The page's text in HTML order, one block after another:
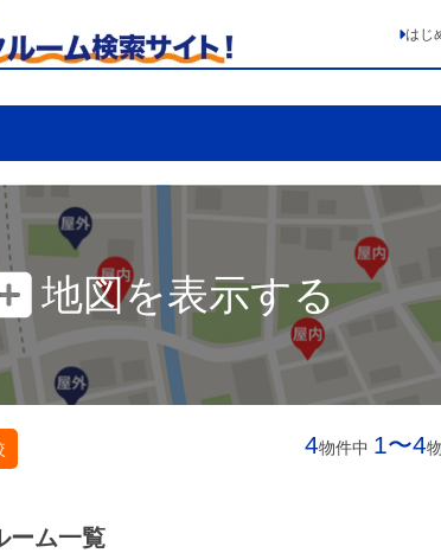
はじ
地図を表示する
4物件中 1〜4
ーム一覧